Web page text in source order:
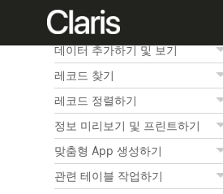
FileMaker Pro 기본 사항
데이터 추가하기 및 보기
레코드 찾기
레코드 정렬하기
정보 미리보기 및 프린트하기
맞춤형 App 생성하기
관련 테이블 작업하기